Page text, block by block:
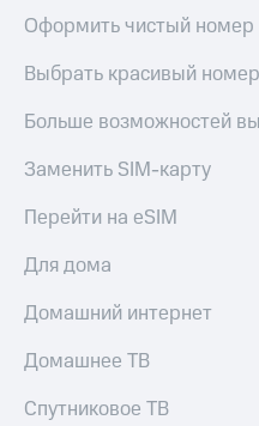
Оформить чистый номер
Выбрать красивый номер
Больше возможностей
Заменить SIM-карту
Перейти на eSIM
Для дома
Домашний интернет
Домашнее ТВ
Спутниковое ТВ